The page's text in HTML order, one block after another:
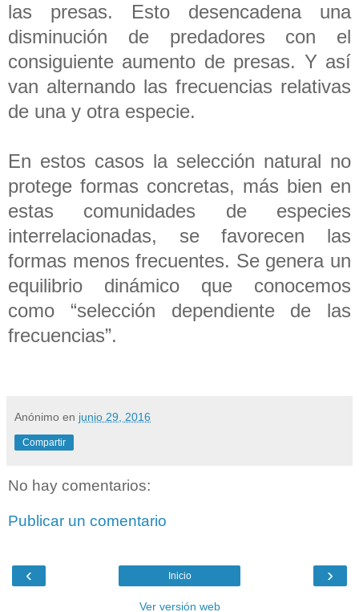
las presas. Esto desencadena una
disminución de predadores con el
consiguiente aumento de presas. Y así
van alternando las frecuencias relativas
de una y otra especie.
En estos casos la selección natural no
protege formas concretas, más bien en
estas comunidades de especies
interrelacionadas, se favorecen las
formas menos frecuentes. Se genera un
equilibrio dinámico que conocemos
como “selección dependiente de las
frecuencias”.
Anónimo en junio 29, 2016
Compartir
No hay comentarios:
Publicar un comentario
‹ ›
Inicio
Ver versión web